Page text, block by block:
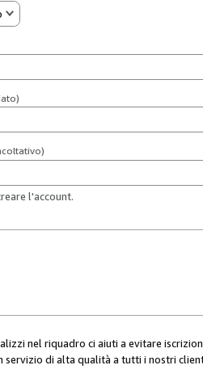
l'account.
nel riquadro ci aiuti a evitare
servizio di alta qualità a tutti i nostri